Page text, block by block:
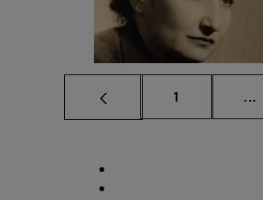
Página
1 ...